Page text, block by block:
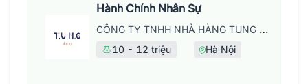
Hành Chính Nhân Sự
CÔNG TY TNHH NHÀ HÀNG TUNG DINING
10 - 12 triệu Hà Nội